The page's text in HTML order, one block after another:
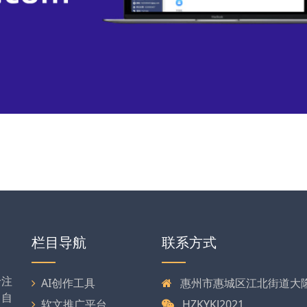
栏目导航
AI创作工具
联系方式
惠州市惠城区江北街道大